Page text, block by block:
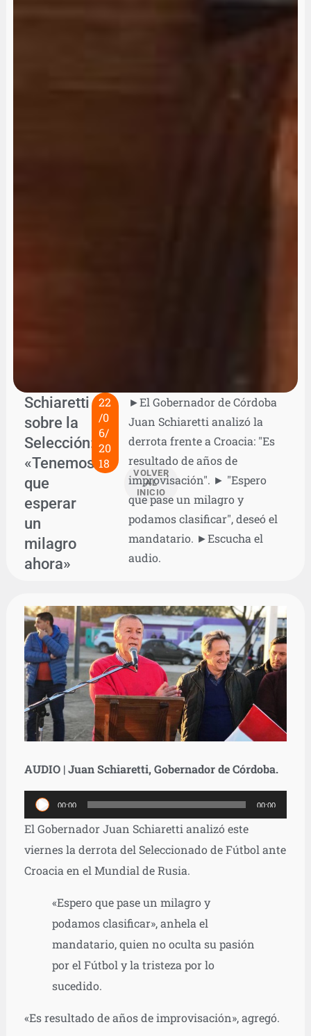
Schiaretti
sobre la
Selección:
«Tenemos
que
esperar
un
milagro
ahora»
22
/0
6/
20
18
VOLVER
AL
INICIO
►El Gobernador de Córdoba
Juan Schiaretti analizó la
derrota frente a Croacia: "Es
resultado de años de
improvisación". ► "Espero
que pase un milagro y
podamos clasificar", deseó el
mandatario. ►Escucha el
audio.
AUDIO | Juan Schiaretti, Gobernador de Córdoba.
Reproductor
de
audio
00:00 00:00
El Gobernador Juan Schiaretti analizó este
viernes la derrota del Seleccionado de Fútbol ante
Croacia en el Mundial de Rusia.
«Espero que pase un milagro y
podamos clasificar», anhela el
mandatario, quien no oculta su pasión
por el Fútbol y la tristeza por lo
sucedido.
«Es resultado de años de improvisación», agregó.